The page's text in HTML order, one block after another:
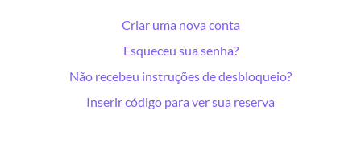
Criar uma nova conta
Esqueceu sua senha?
Não recebeu instruções de desbloqueio?
Inserir código para ver sua reserva